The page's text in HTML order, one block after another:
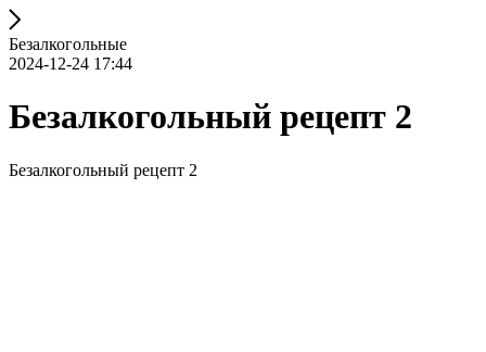
Безалкогольные
2024-12-24 17:44
Безалкогольный рецепт 2
Безалкогольный рецепт 2